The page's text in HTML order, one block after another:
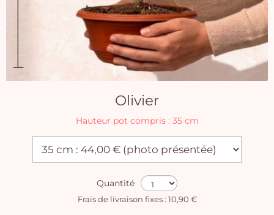
Olivier
Hauteur pot compris : 35 cm
Quantité
Frais de livraison fixes : 10,90 €